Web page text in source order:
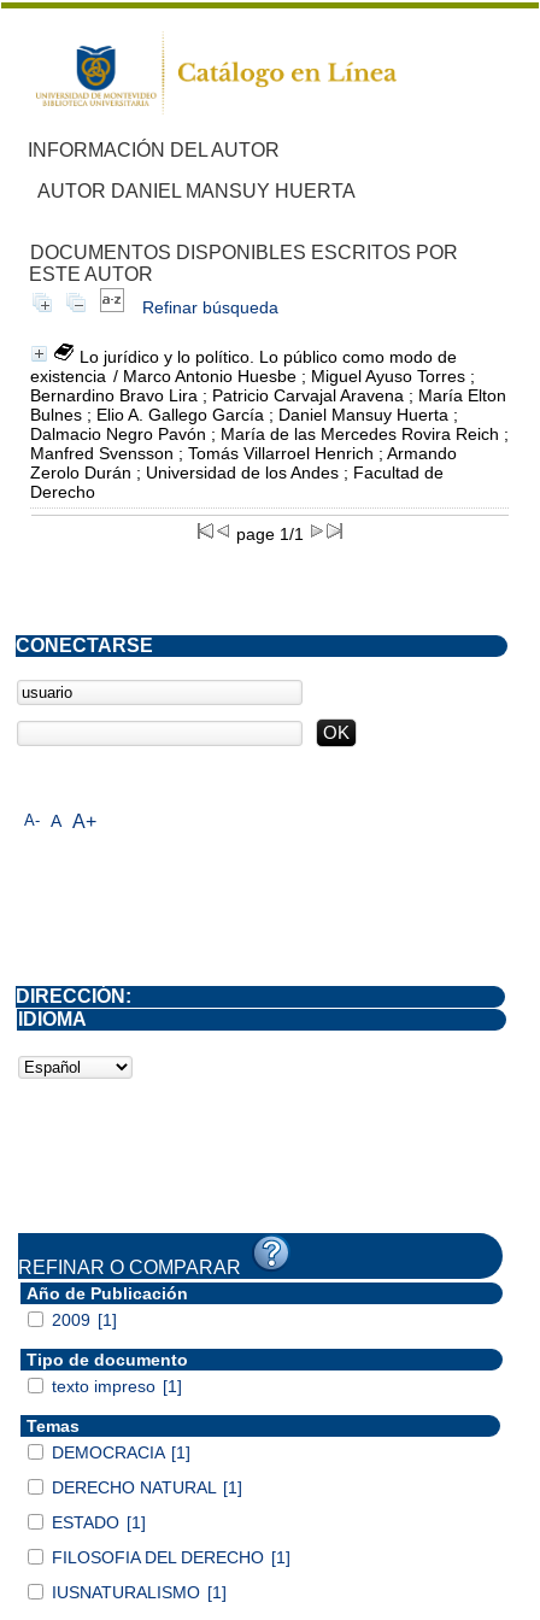
INFORMACIÓN DEL AUTOR
AUTOR DANIEL MANSUY HUERTA
DOCUMENTOS DISPONIBLES ESCRITOS POR
ESTE AUTOR
Refinar búsqueda
Lo jurídico y lo político. Lo público como modo de
existencia / Marco Antonio Huesbe ; Miguel Ayuso Torres ;
Bernardino Bravo Lira ; Patricio Carvajal Aravena ; María Elton
Bulnes ; Elio A. Gallego García ; Daniel Mansuy Huerta ;
Dalmacio Negro Pavón ; María de las Mercedes Rovira Reich ;
Manfred Svensson ; Tomás Villarroel Henrich ; Armando
Zerolo Durán ; Universidad de los Andes ; Facultad de
Derecho
page 1/1
A- A A+
CONECTARSE
DIRECCIÓN:
IDIOMA
REFINAR O COMPARAR
Año de Publicación
2009 [1]
Tipo de documento
texto impreso [1]
Temas
DEMOCRACIA [1]
DERECHO NATURAL
[1]
ESTADO [1]
FILOSOFIA DEL DERECHO [1]
IUSNATURALISMO [1]